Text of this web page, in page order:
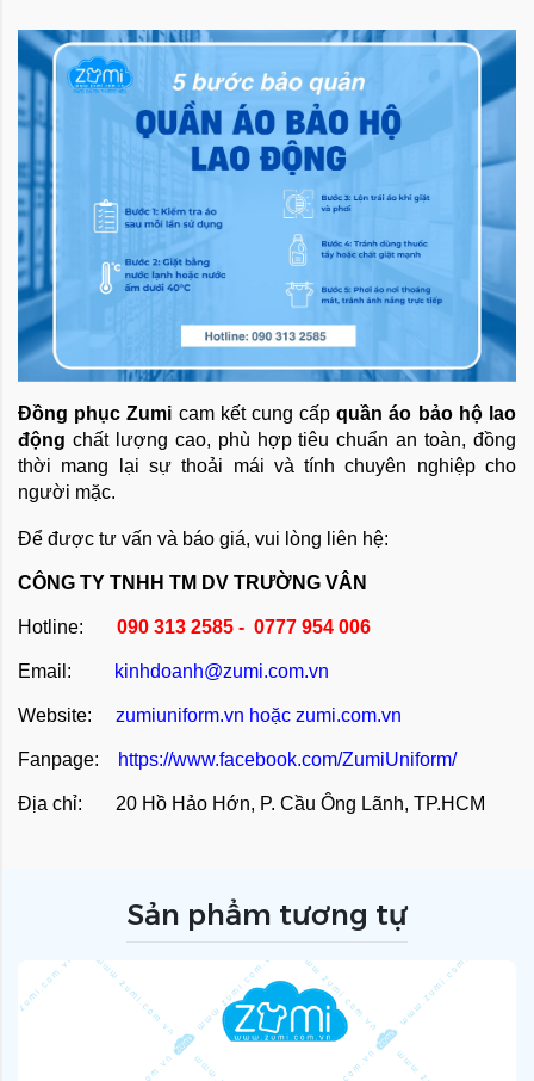
Đồng phục Zumi cam kết cung cấpquần áo bảo hộ lao
động chất lượng cao, phù hợp tiêu chuẩn an toàn, đồng
thời mang lại sự thoải mái và tính chuyên nghiệp cho
người mặc.
Để được tư vấn và báo giá, vui lòng liên hệ:
CÔNG TY TNHH TM DV TRƯỜNG VÂN
Hotline: 090 313 2585 - 0777 954 006
Email: kinhdoanh@zumi.com.vn
Website: zumiuniform.vn hoặc zumi.com.vn
Fanpage: https://www.facebook.com/ZumiUniform/
Địa chỉ: 20 Hồ Hảo Hớn, P. Cầu Ông Lãnh, TP.HCM
Sản phẩm tương tự